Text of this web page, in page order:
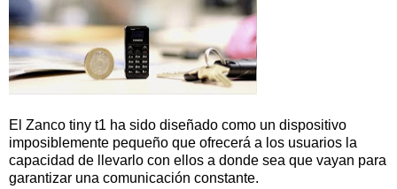
El Zanco tiny t1 ha sido diseñado como un dispositivo
imposiblemente pequeño que ofrecerá a los usuarios la
capacidad de llevarlo con ellos a donde sea que vayan para
garantizar una comunicación constante.